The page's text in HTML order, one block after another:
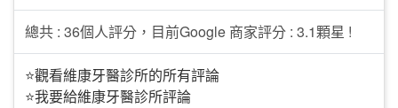
總共 : 36個人評分，目前Google 商家評分 : 3.1顆星 !
⭐觀看維康牙醫診所的所有評論
⭐我要給維康牙醫診所評論